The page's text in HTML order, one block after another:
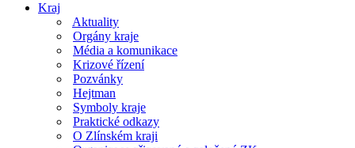
Kraj
Aktuality
Orgány kraje
Média a komunikace
Krizové řízení
Pozvánky
Hejtman
Symboly kraje
Praktické odkazy
O Zlínském kraji